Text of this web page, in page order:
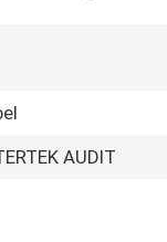
AUDIT